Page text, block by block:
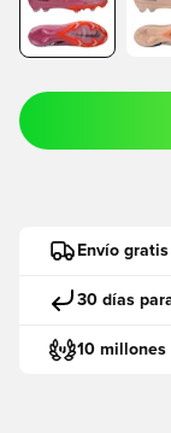
Envío
30 días
10 millones